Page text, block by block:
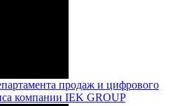
продаж и цифрового
компании IEK GROUP